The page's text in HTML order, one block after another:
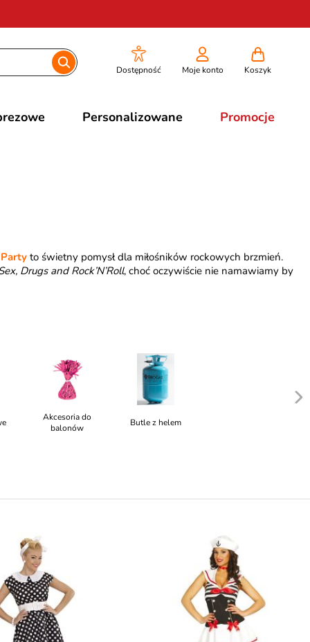
Dostępność Moje konto Koszyk
Personalizowane Promocje
to świetny pomysł dla miłośników rockowych brzmień.
Drugs and Rock’N’Roll, choć oczywiście nie namawiamy by
Akcesoria do
balonów
Butle z helem